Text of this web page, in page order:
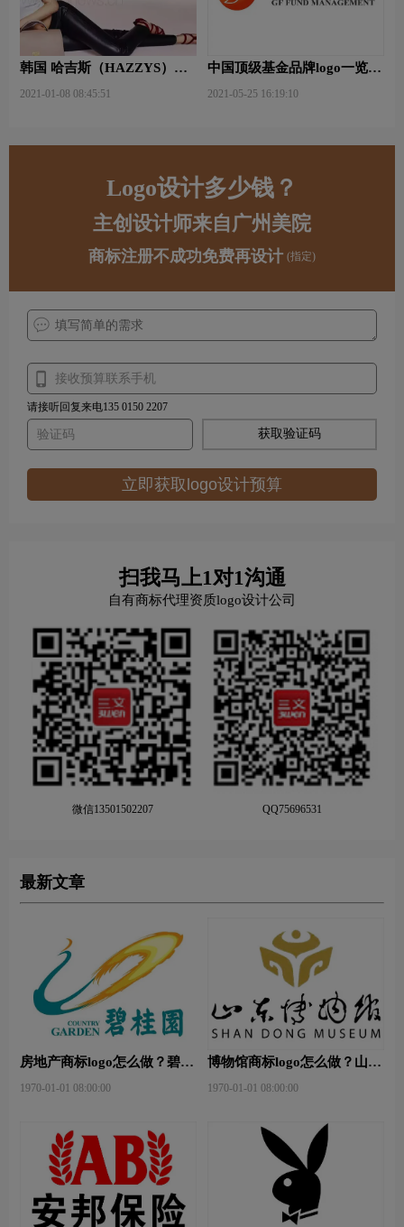
韩国 哈吉斯（HAZZYS）品
2021-01-08 08:45:51
中国顶级基金品牌logo一览：
2021-05-25 16:19:10
Logo设计多少钱？
主创设计师来自广州美院
商标注册不成功免费再设计 (指定)
请接听回复来电135 0150 2207
获取验证码
立即获取logo设计预算
扫我马上1对1沟通
自有商标代理资质logo设计公司
微信13501502207 QQ75696531
最新文章
房地产商标logo怎么做？碧桂
1970-01-01 08:00:00
博物馆商标logo怎么做？山东
logo设计
1970-01-01 08:00:00